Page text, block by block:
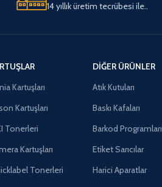
14 yıllık üretim tecrübesi ile..
Kartuşları
Kartuşları
Tonerleri
Kartuşları
Tonerleri
DIĞER ÜRÜNLER
Atık Kutuları
Baskı Kafaları
Barkod Programları
Etiket Sarıcılar
Harici Aparatlar